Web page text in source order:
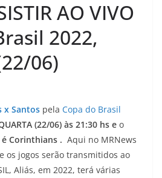
AO VIVO
2022,
06)
x Santos pela Copa do Brasil
(22/06) às 21:30 hs e o
é Corinthians . Aqui no MRNews
os jogos serão transmitidos ao
Aliás, em 2022, terá várias